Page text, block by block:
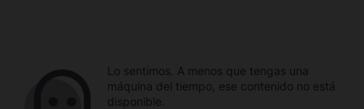
Lo sentimos. A menos que tengas una
máquina del tiempo, ese contenido no está
disponible.